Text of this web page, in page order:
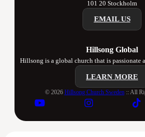
101 20 Stockholm
EMAIL US
Hillsong Global
Hillsong is a global church that is passionate
LEARN MORE
© 2026 Hillsong Church Sweden:: All